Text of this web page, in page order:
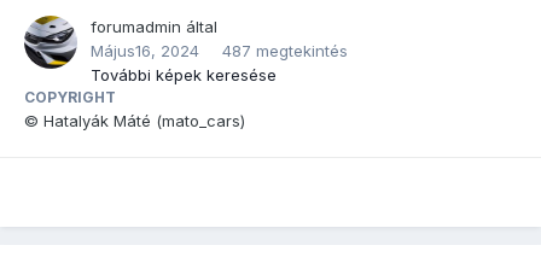
forumadmin által
Május16, 2024
487 megtekintés
További képek keresése
COPYRIGHT
© Hatalyák Máté (mato_cars)